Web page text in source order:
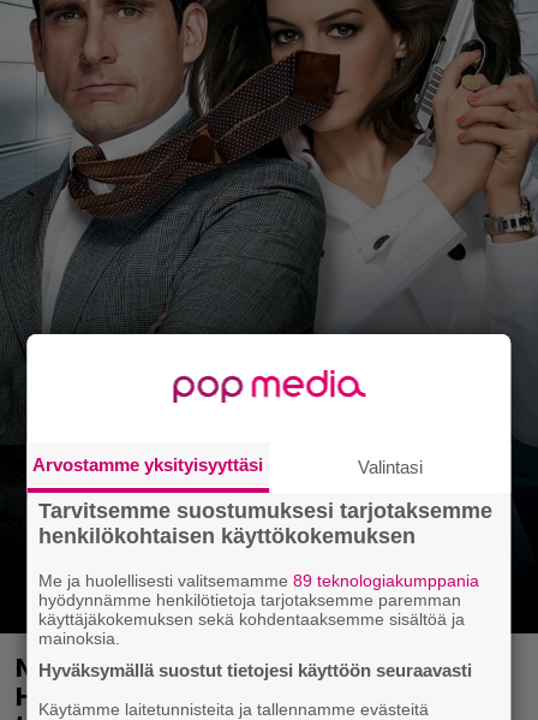
Nyt Netflixissä: Steve Carell ja Anne
Hathaway 60-luvun klassikosta
Arvostamme yksityisyyttäsi Valintasi
Tarvitsemme suostumuksesi tarjotaksemme
henkilökohtaisen käyttökokemuksen
Me ja huolellisesti valitsemamme89 teknologiakumppania
hyödynnämme henkilötietoja tarjotaksemme paremman
käyttäjäkokemuksen sekä kohdentaaksemme sisältöä ja
mainoksia.
Hyväksymällä suostut tietojesi käyttöön seuraavasti
Käytämme laitetunnisteita ja tallennamme evästeitä